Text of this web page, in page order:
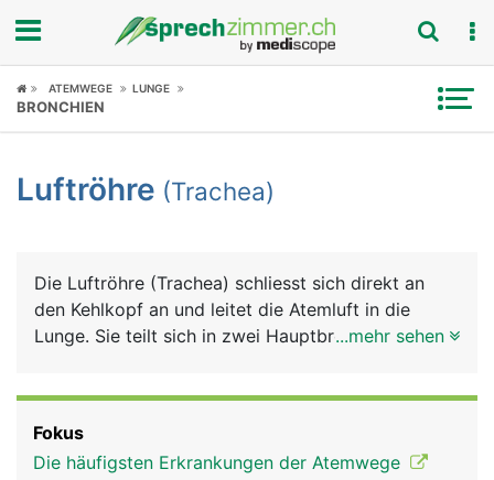
Fokus
Symptome
News
Rubriken
ATEMWEGE LUNGE
BRONCHIEN
Luftröhre (Trachea)
Die Luftröhre (Trachea) schliesst sich direkt an
den Kehlkopf an und leitet die Atemluft in die
Lunge. Sie teilt sich in zwei Hauptbronchien, die in
und Festigkeit 16 bis 20 U-förmige
Knorpelspangen sorgen. Ihr Aussehen erinnert an
...mehr sehen
Fokus
Die häufigsten Erkrankungen der Atemwege